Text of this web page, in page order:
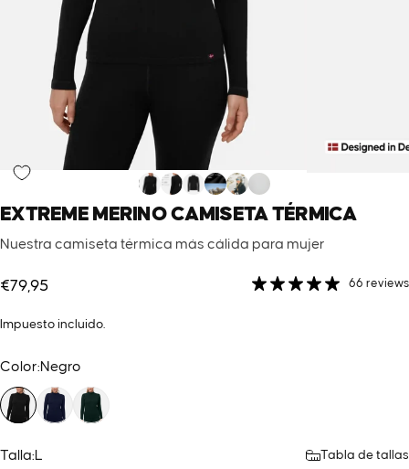
EXTREME MERINOCAMISETATÉRMICA
Nuestra camiseta térmica más cálida para mujer
€79,95 66 reviews
Impuesto incluido.
Color
Color:Negro
Talla
Talla:L Tabla de tallas